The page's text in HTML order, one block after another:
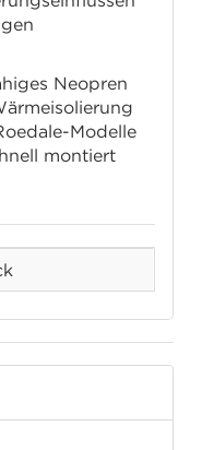
Neopren
Modelle
montiert